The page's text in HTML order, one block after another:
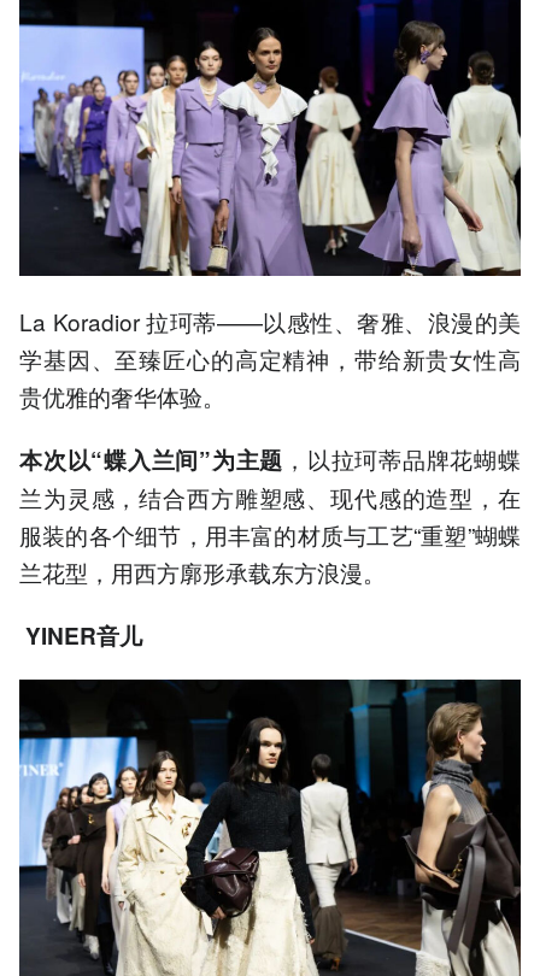
La Koradior 拉珂蒂——以感性、奢雅、浪漫的美
学基因、至臻匠心的高定精神，带给新贵女性高
贵优雅的奢华体验。
本次以“蝶入兰间”为主题 ，以拉珂蒂品牌花蝴蝶
兰为灵感，结合西方雕塑感、现代感的造型，在
服装的各个细节，用丰富的材质与工艺“重塑”蝴蝶
兰花型，用西方廓形承载东方浪漫。
YINER音儿